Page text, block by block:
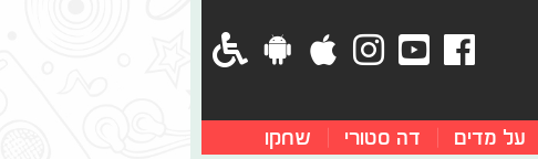
על מדים דה סטורי שחקו